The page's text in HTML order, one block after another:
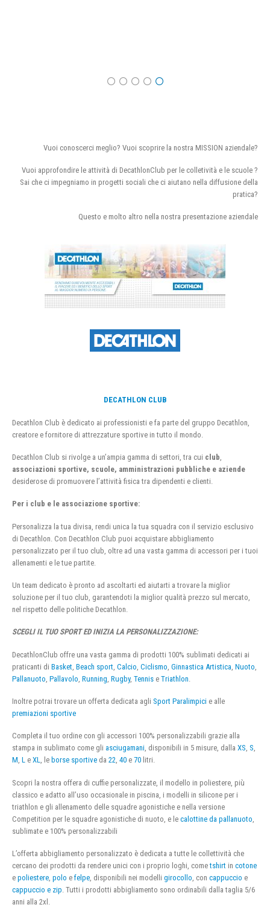
Vuoi conoscerci meglio? Vuoi scoprire la nostra MISSION aziendale?
Vuoi approfondire le attività di DecathlonClub per le colletività e le scuole ?
Sai che ci impegniamo in progetti sociali che ci aiutano nella diffusione della
pratica?
Questo e molto altro nella nostra presentazione aziendale
DECATHLON CLUB
Decathlon Club è dedicato ai professionisti e fa parte del gruppo Decathlon,
creatore e fornitore di attrezzature sportive in tutto il mondo.
Decathlon Club si rivolge a un’ampia gamma di settori, tra cui club
associazioni sportive, scuole, amministrazioni pubbliche e aziende
desiderose di promuovere l’attività fisica tra dipendenti e clienti.
Per i club e le associazione sportive:
Personalizza la tua divisa, rendi unica la tua squadra con il servizio esclusivo
di Decathlon. Con Decathlon Club puoi acquistare abbigliamento
personalizzato per il tuo club, oltre ad una vasta gamma di accessori per i tuoi
allenamenti e le tue partite.
Un team dedicato è pronto ad ascoltarti ed aiutarti a trovare la miglior
soluzione per il tuo club, garantendoti la miglior qualità prezzo sul mercato,
nel rispetto delle politiche Decathlon.
SCEGLI IL TUO SPORT ED INIZIA LA PERSONALIZZAZIONE:
DecathlonClub offre una vasta gamma di prodotti 100% sublimati dedicati ai
praticanti di Basket Beach sport Calcio Ciclismo Ginnastica Artistica Nuoto
Pallanuoto Pallavolo Running Rugby, Tennis e Triathlon
Inoltre potrai trovare un offerta dedicata agli Sport Paralimpici e alle
premiazioni sportive
Completa il tuo ordine con gli accessori 100% personalizzabili grazie alla
stampa in sublimato come gli asciugamani, disponibili in 5 misure, dalla XS, S,
M, L e XL, le borse sportive da 22, 40 e 70 litri.
Scopri la nostra offera di cuffie personalizzate, il modello in poliestere, più
classico e adatto all’uso occasionale in piscina, i modelli in silicone per i
triathlon e gli allenamento delle squadre agonistiche e nella versione
Competition per le squadre agonistiche di nuoto, e le calottine da pallanuoto
sublimate e 100% personalizzabili
L’offerta abbigliamento personalizzato è dedicata a tutte le collettività che
cercano dei prodotti da rendere unici con i proprio loghi, cometshirt in cotone
e poliestere polo e felpe , disponibili nei modelli girocollo , con cappuccio e
cappuccio e zip . Tutti i prodotti abbigliamento sono ordinabili dalla taglia 5/6
anni alla 2xl.